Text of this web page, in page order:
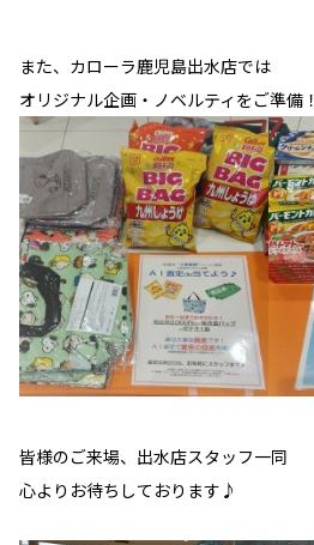
また、カローラ鹿児島出水店では
オリジナル企画・ノベルティをご準備！
皆様のご来場、出水店スタッフ一同
心よりお待ちしております♪